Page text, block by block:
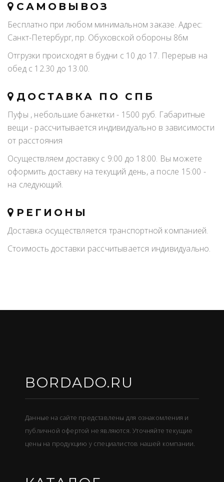
САМОВЫВОЗ
Бесплатно при любом минимальном заказе. Адрес:
Санкт-Петербург, пр. Обуховской обороны 86м
Отгрузки происходят в будни с 10 до 17. Перерыв на
обед с 12.30 до 13.00.
ДОСТАВКА ПО СПБ
Пуфы , небольшие банкетки - 1500 руб. Габаритные
вещи - рассчитывается индивидуально в зависимости
от расстояния
Осуществляем доставку с 9:00 до 18:00. Вы можете
оформить доставку на текущий день, а после 15:00 -
на следующий.
РЕГИОНЫ
Доставка осуществляется транспортной компанией.
Стоимость доставки рассчитывается индивидуально.
BORDADO.RU
Данные на сайте представлены для ознакомления и
публичной офертой не являются. Уточняйте текущие
цены на продукцию у специалистов нашей компании.